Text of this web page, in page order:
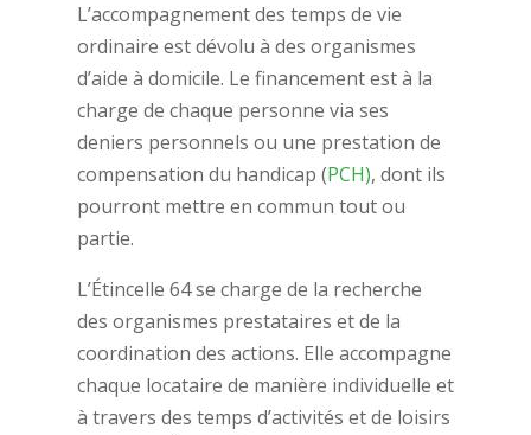
L’accompagnement des temps de vie
ordinaire est dévolu à des organismes
d’aide à domicile. Le financement est à la
charge de chaque personne via ses
deniers personnels ou une prestation de
compensation du handicap (PCH), dont ils
pourront mettre en commun tout ou
partie.
L’Étincelle 64 se charge de la recherche
des organismes prestataires et de la
coordination des actions. Elle accompagne
chaque locataire de manière individuelle et
à travers des temps d’activités et de loisirs